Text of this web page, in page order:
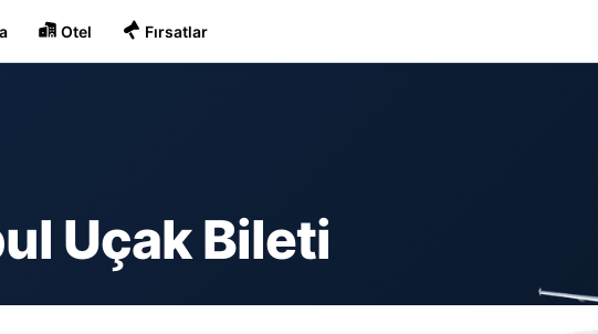
Otel Fırsatlar
Uçak Bileti